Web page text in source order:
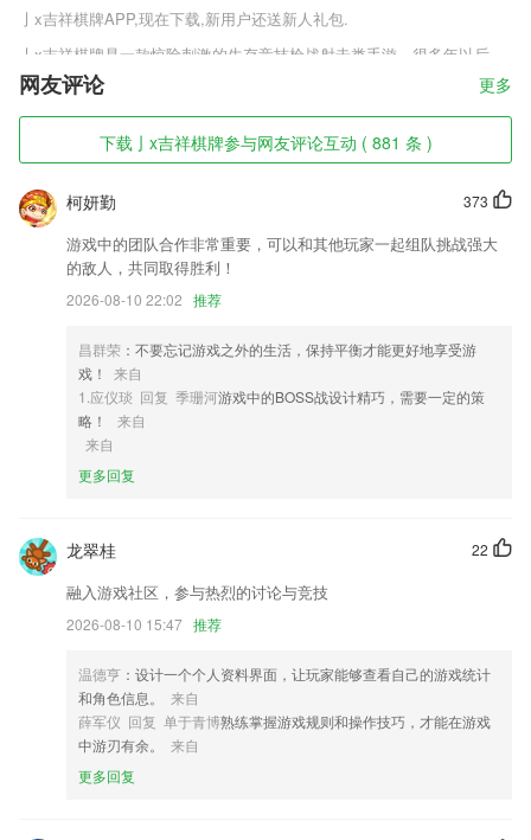
亅x吉祥棋牌APP,现在下载,新用户还送新人礼包.
亅x吉祥棋牌是一款惊险刺激的生存竞技枪战射击类手游。很多年以后，
地球进入末日时代，辉煌无比的人类文明变成了一堆堆废土，由于许多的
生化武器泄露，导致大量动物和人类遭到感染变异成为恐怖的丧尸，世界
一片混乱。玩家将化生一名特工，利用各种武器消灭丧尸，保卫仅存的人
亅x吉祥棋牌软件特色
1,既权威、理性、丰富，又生动、活跃、周到，更快捷、更立体、更全面
地讲述香河好故事，传递香河好声音，树立香河好形象。
3,文字工作者：不错过金句名篇，抓住灵感。
4,孩子每天都可以利用自己的空余时间来这里学习一点知识。
5,根据您的阅读记录，自动推荐最适合您的图书。
6,【多种格式导出】
亅x吉祥棋牌软件优势
源；
2.报名、学习、考试全部在线完成 彻底解决工学矛盾
3.加入听力训练计划，日积月累提高英语
5.电子讲义:课程中同时提高部分电子讲义pdf供用户参考;
6.·在进行课程学习的过程中，用户还可以自由的进行回放和反复练习
亅x吉祥棋牌更新了什么?
网友评论 更多
下载亅x吉祥棋牌参与网友评论互动 ( 881 条 )
373
柯妍勤
游戏中的团队合作非常重要，可以和其他玩家一起组队挑战强大
的敌人，共同取得胜利！
2026-08-10 22:02 推荐
昌群荣 ：不要忘记游戏之外的生活，保持平衡才能更好地享受游
戏！
来自
1.应仪琰 回复 季珊河游戏中的BOSS战设计精巧，需要一定的策
略！
来自
来自
更多回复
22
龙翠桂
融入游戏社区，参与热烈的讨论与竞技
2026-08-10 15:47 推荐
温德亨 ：设计一个个人资料界面，让玩家能够查看自己的游戏统计
和角色信息。
来自
薛军仪 回复 单于青博熟练掌握游戏规则和操作技巧，才能在游戏
中游刃有余。
来自
更多回复